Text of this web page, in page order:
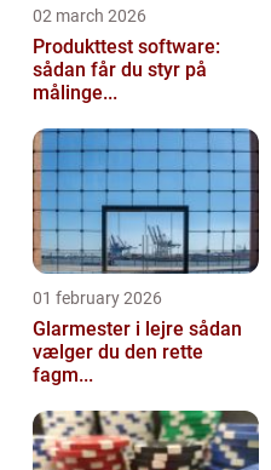
02 march 2026
Produkttest software:
sådan får du styr på
målinge...
01 february 2026
Glarmester i lejre sådan
vælger du den rette
fagm...